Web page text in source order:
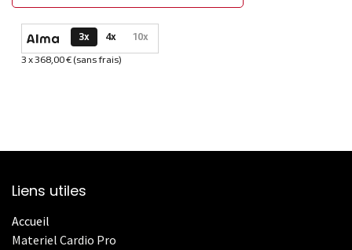
Options de paiement disponibles
3x 4x 10x
Informations sur le plan de paiement sélectionné
3 x 368,00 € (sans frais)
Liens utiles
Accueil
Materiel Cardio Pro